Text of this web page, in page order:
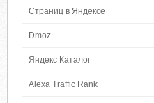
Страниц в Яндексе
Dmoz
Яндекс Каталог
Alexa Traffic Rank